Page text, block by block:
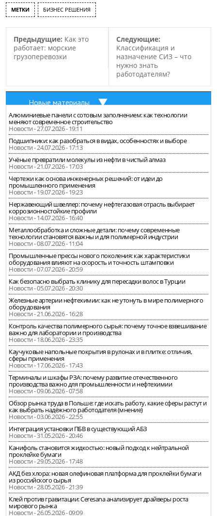
МЕТКИ БИЗНЕС РЕШЕНИЯ
Предыдущие: Как это
работает: морские
грузоперевозки
Следующие:
Классификация и
назначение СИЗ – что
нужно знать
работодателям?
Новые материалы
Алюминиевые панели с сотовым заполнением: как технологии
меняют современное строительство
Новости - 27.07.2026 - 19:11
Подшипники: как разобраться в видах, особенностях и выборе
Новости - 24.07.2026 - 17:13
Учёные превратили молекулы из нефти в чистый алмаз
Новости - 21.07.2026 - 17:03
Чертежи как основа инженерных решений: от идеи до
промышленного применения
Новости - 19.07.2026 - 19:23
Нержавеющий швеллер: почему нефтегазовая отрасль выбирает
коррозионностойкие профили
Новости - 14.07.2026 - 16:40
Металлообработка и сложные детали: почему современные
технологии становятся важны и для полимерной индустрии
Новости - 08.07.2026 - 11:04
Промышленные прессы нового поколения: как характеристики
оборудования влияют на скорость и точность штамповки
Новости - 07.07.2026 - 20:59
Как безопасно выбрать клинику для пересадки волос в Турции
Новости - 05.07.2026 - 20:30
Железные артерии нефтехимии: как не утонуть в мире полимерного
оборудования
Новости - 21.06.2026 - 16:28
Контроль качества полимерного сырья: почему точное взвешивание
важно для лаборатории и производства
Новости - 18.06.2026 - 23:35
Каучуковые напольные покрытия в рулонах и в плитке: отличия,
сферы применения
Новости - 17.06.2026 - 17:43
Терминалы и шкафы РЗА: почему развитие отечественного
производства важно для промышленности и нефтехимии
Новости - 09.06.2026 - 07:58
Обзор рынка труда в Польше: где искать работу, какие сферы растут и
как выбрать надёжного работодателя (мнение)
Новости - 03.06.2026 - 22:55
Интеграция установки ПБВ в существующий АБЗ
Новости - 31.05.2026 - 20:46
Канифоль становится жидкостью: новый подход к нейтральной
проклейке бумаги
Новости - 29.05.2026 - 17:48
АКД без хлора: новая олефиновая платформа для проклейки бумаги
из российского сырья
Новости - 28.05.2026 - 21:39
Клей против гравитации: Ceresana анализирует драйверы роста
мирового рынка
Новости - 26.05.2026 - 09:09